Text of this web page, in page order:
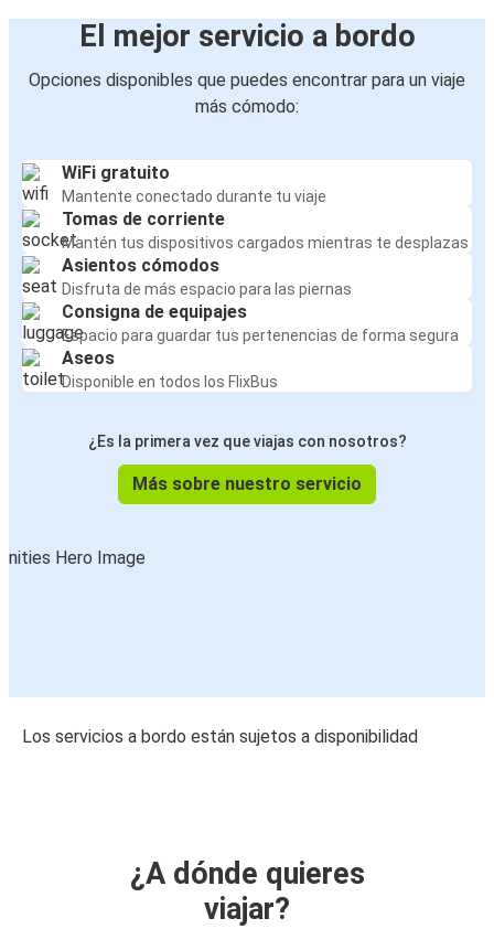
El mejor servicio a bordo
Opciones disponibles que puedes encontrar para un viaje
más cómodo:
WiFi gratuito
Mantente conectado durante tu viaje
Tomas de corriente
Mantén tus dispositivos cargados mientras te desplazas
Asientos cómodos
Disfruta de más espacio para las piernas
Consigna de equipajes
Espacio para guardar tus pertenencias de forma segura
Aseos
Disponible en todos los FlixBus
¿Es la primera vez que viajas con nosotros?
Más sobre nuestro servicio
Los servicios a bordo están sujetos a disponibilidad
¿A dónde quieres
viajar?